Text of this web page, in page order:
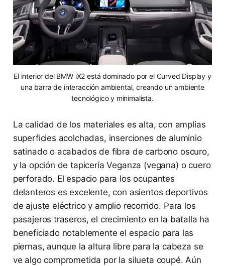
El interior del BMW iX2 está dominado por el Curved Display y
una barra de interacción ambiental, creando un ambiente
tecnológico y minimalista.
La calidad de los materiales es alta, con amplias
superficies acolchadas, inserciones de aluminio
satinado o acabados de fibra de carbono oscuro,
y la opción de tapicería Veganza (vegana) o cuero
perforado. El espacio para los ocupantes
delanteros es excelente, con asientos deportivos
de ajuste eléctrico y amplio recorrido. Para los
pasajeros traseros, el crecimiento en la batalla ha
beneficiado notablemente el espacio para las
piernas, aunque la altura libre para la cabeza se
ve algo comprometida por la silueta coupé. Aún